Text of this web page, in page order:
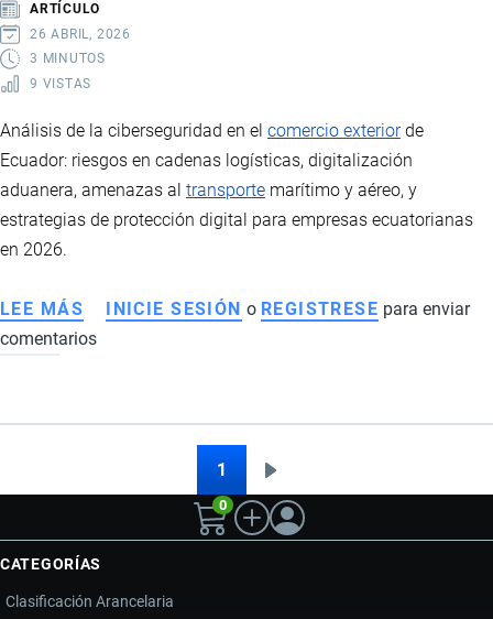
SU
IMPACTO
EN
ECONOMÍA
DE
ARTÍCULO
26 ABRIL, 2026
3 MINUTOS
9 VISTAS
Análisis de la ciberseguridad en el comercio exteriorde
Ecuador: riesgos en cadenas logísticas, digitalización
aduanera, amenazas al transporte marítimo y aéreo, y
estrategias de protección digital para empresas ecuatorianas
en 2026.
LEE MÁS SOBRE
CIBERSEGURIDAD
COMERCIO
2026:
RIESGOS,
LOGÍSTICA
INICIE SESIÓN o REGISTRESE para enviar
comentarios
1
página
0
CATEGORÍAS
Clasificación Arancelaria